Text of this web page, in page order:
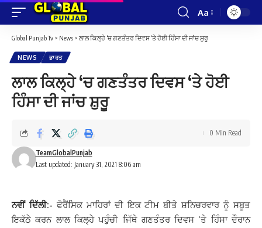
Font
Aa
Global Punjab Tv > News > ਲਾਲ ਕਿਲ੍ਹੇ ‘ਚ ਗਣਤੰਤਰ ਦਿਵਸ ‘ਤੇ ਹੋਈ ਹਿੰਸਾ ਦੀ ਜਾਂਚ ਸ਼ੁਰੂ
NEWS ਭਾਰਤ
ਲਾਲ ਕਿਲ੍ਹੇ ‘ਚ ਗਣਤੰਤਰ ਦਿਵਸ ‘ਤੇ ਹੋਈ
ਹਿੰਸਾ ਦੀ ਜਾਂਚ ਸ਼ੁਰੂ
Last updated: January 31, 2021 8:06 am
TeamGlobalPunjab
0 Min Read
ਨਵੀਂ ਦਿੱਲੀ:- ਫੋਰੈਂਸਿਕ ਮਾਹਿਰਾਂ ਦੀ ਇਕ ਟੀਮ ਬੀਤੇ ਸ਼ਨਿਚਰਵਾਰ ਨੂੰ ਸਬੂਤ
ਇਕੱਠੇ ਕਰਨ ਲਾਲ ਕਿਲ੍ਹੇ ਪਹੁੰਚੀ ਜਿੱਥੇ ਗਣਤੰਤਰ ਦਿਵਸ ‘ਤੇ ਹਿੰਸਾ ਦੌਰਾਨ